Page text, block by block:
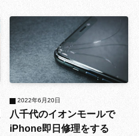
八千代のイオンモールで
iPhone即日修理をする
2022年6月20日